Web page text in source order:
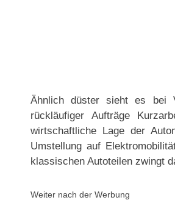
Ähnlich düster sieht es bei
rückläufiger Aufträge
wirtschaftliche Lage der
Umstellung auf
klassischen Autoteilen zwingt
Weiter nach der Werbung